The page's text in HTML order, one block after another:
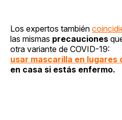
Los expertos también
las mismas precauciones
otra variante de COVID-19:
usar mascarilla en lugares
en casa si estás enfermo.